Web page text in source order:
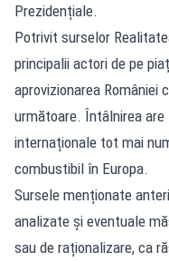
Prezidențiale.
Potrivit surselor
principalii actori de pe
aprovizionarea României
următoare. Întâlnirea
internaționale tot mai
combustibil în Europa.
Sursele menționate
analizate și eventuale
sau de raționalizare, ca